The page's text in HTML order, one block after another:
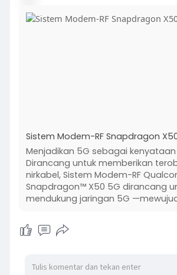
Sistem Modem-RF Snapdragon
Menjadikan 5G sebagai
Dirancang untuk memberikan
nirkabel, Sistem Modem-RF
Snapdragon™ X50 5G dirancang
mendukung jaringan 5G